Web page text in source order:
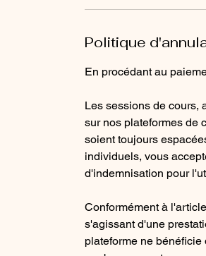
Politique
En procédant au
Les sessions de cours,
sur nos plateformes de
soient toujours
individuels, vous
d'indemnisation pour
Conformément à
s'agissant d'une
plateforme ne